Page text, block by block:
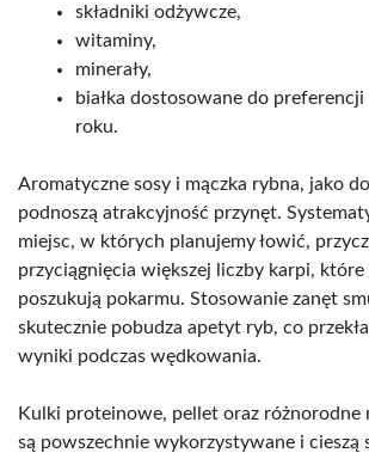
składniki odżywcze,
witaminy,
minerały,
białka dostosowane do
roku.
Aromatyczne sosy i mączka rybna, jako
podnoszą atrakcyjność przynęt.
miejsc, w których planujemy łowić,
przyciągnięcia większej liczby karpi,
poszukują pokarmu. Stosowanie zanęt
skutecznie pobudza apetyt ryb, co
wyniki podczas wędkowania.
Kulki proteinowe, pellet oraz różnorodne
są powszechnie wykorzystywane i cieszą